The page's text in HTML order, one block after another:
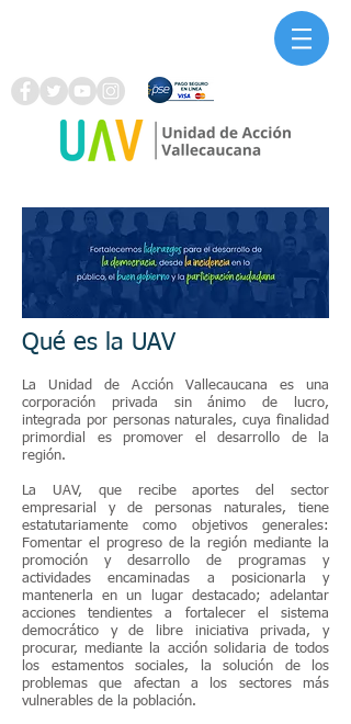
Qué es la UAV
La Unidad de Acción Vallecaucana es una
corporación privada sin ánimo de lucro,
integrada por personas naturales, cuya finalidad
primordial es promover el desarrollo de la
región.
La UAV, que recibe aportes del sector
empresarial y de personas naturales, tiene
estatutariamente como objetivos generales:
Fomentar el progreso de la región mediante la
promoción y desarrollo de programas y
actividades encaminadas a posicionarla y
mantenerla en un lugar destacado; adelantar
acciones tendientes a fortalecer el sistema
democrático y de libre iniciativa privada, y
procurar, mediante la acción solidaria de todos
los estamentos sociales, la solución de los
problemas que afectan a los sectores más
vulnerables de la población.